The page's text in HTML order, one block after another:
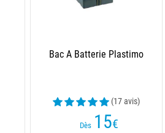
Bac A Batterie Plastimo
(17 avis)
Dès 15€